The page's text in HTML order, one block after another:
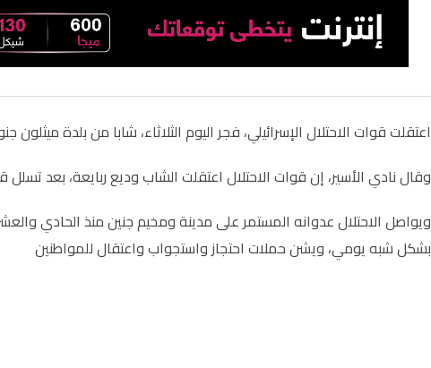
اعتقلت قوات الاحتلال الإسرائيلي، فجر اليوم الثلاثاء، شابا من بلدة ميثلون
وقال نادي الأسير، إن قوات الاحتلال اعتقلت الشاب وديع ربايعة، بعد
ويواصل الاحتلال عدوانه المستمر على مدينة ومخيم جنين منذ الحادي
بشكل شبه يومي، ويشن حملات احتجاز واستجواب واعتقال للمواطنين